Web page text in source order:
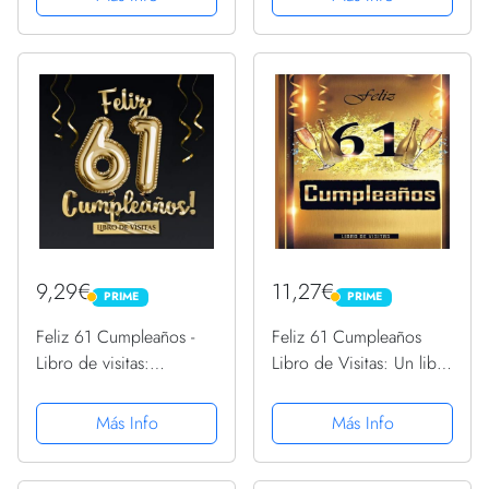
Camiseta
9,29€ PRIME
PRIME
Feliz 61 Cumpleaños -
Libro de visitas:
cumpleaños – Regalo
originale para hombre y
mujer - 61 años - Libro
Más Info
11,27€ PRIME
PRIME
Feliz 61 Cumpleaños
Libro de Visitas: Un libro
61 cumpleaños –
Decoración y regalos
originales para hombres
Más Info